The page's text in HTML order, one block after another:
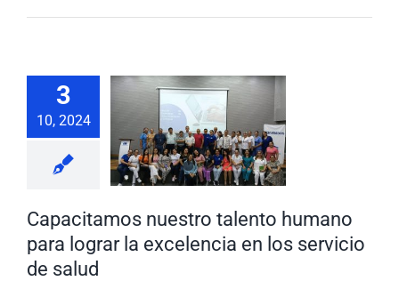
3
10, 2024
talento
para
en los
NoticiasCapacitamos nuestro talento humano
para lograr la excelencia en los servicio
de salud